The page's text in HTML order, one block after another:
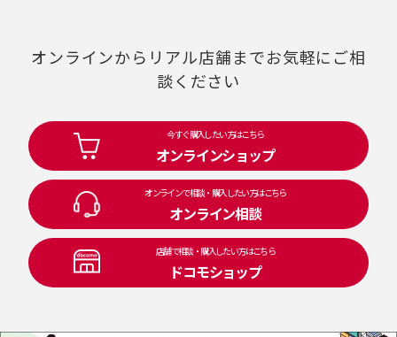
オンラインからリアル店舗までお気軽にご相
談ください
今すぐ購入したい方はこちら
オンラインショップ
オンラインで相談・購入したい方はこちら
オンライン相談
店舗で相談・購入したい方はこちら
ドコモショップ